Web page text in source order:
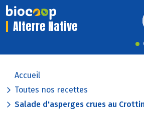
Alterre Native
Accueil
Toutes nos recettes
Salade d'asperges crues au